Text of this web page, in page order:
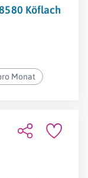
Köflach
Monat